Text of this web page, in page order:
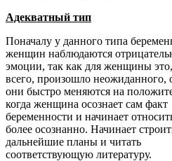
Адекватный тип
Поначалу у данного типа
женщин наблюдаются
эмоции, так как для женщины это,
всего, произошло неожиданного,
они быстро меняются на
когда женщина осознает сам факт
беременности и начинает
более осознанно. Начинает
дальнейшие планы и читать
соответствующую литературу.